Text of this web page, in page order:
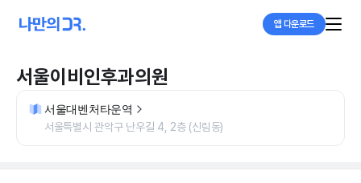
앱 다운로드
서울이비인후과의원
서울대벤처타운역
서울특별시 관악구 난우길 4, 2층 (신림동)